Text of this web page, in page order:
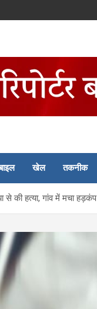
खेल तकनीक
की हत्या, गांव में मचा हड़कंप